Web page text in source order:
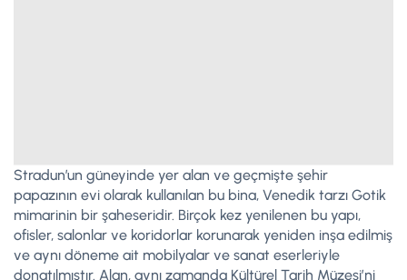
Stradun’un güneyinde yer alan ve geçmişte şehir
papazının evi olarak kullanılan bu bina, Venedik tarzı Gotik
mimarinin bir şaheseridir. Birçok kez yenilenen bu yapı,
ofisler, salonlar ve koridorlar korunarak yeniden inşa edilmiş
ve aynı döneme ait mobilyalar ve sanat eserleriyle
donatılmıştır. Alan, aynı zamanda Kültürel Tarih Müzesi’ni